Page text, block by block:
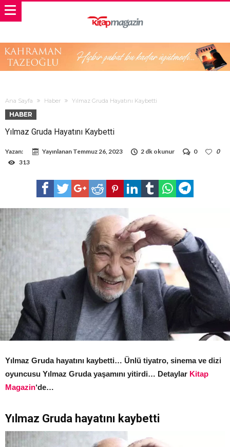
Ana Sayfa Haber Yılmaz Gruda Hayatını Kaybetti
HABER
Yılmaz Gruda Hayatını Kaybetti
Yazan: Yayınlanan Temmuz 26, 2023 2 dk okunur 0
0
313
Yılmaz Gruda hayatını kaybetti… Ünlü tiyatro, sinema ve dizi
oyuncusu Yılmaz Gruda yaşamını yitirdi… Detaylar Kitap
Magazin‘de…
Yılmaz Gruda hayatını kaybetti